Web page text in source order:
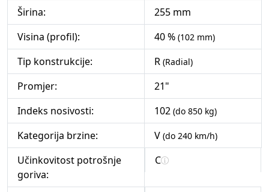
Širina:
255 mm
Visina (profil):
40 % (102 mm)
Tip konstrukcije: R (Radial)
Promjer:
21"
Indeks nosivosti:
102 (do 850 kg)
Kategorija brzine: V (do 240 km/h)
Učinkovitost potrošnje
goriva:
C